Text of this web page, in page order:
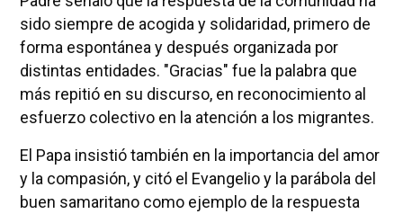
sido siempre de acogida y solidaridad, primero de
forma espontánea y después organizada por
distintas entidades. "Gracias" fue la palabra que
más repitió en su discurso, en reconocimiento al
esfuerzo colectivo en la atención a los migrantes.
El Papa insistió también en la importancia del amor
y la compasión, y citó el Evangelio y la parábola del
buen samaritano como ejemplo de la respuesta